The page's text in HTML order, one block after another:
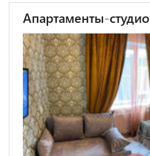
Апартаменты-студио